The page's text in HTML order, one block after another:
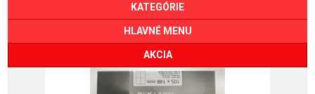
KATEGÓRIE
HLAVNÉ MENU
AKCIA